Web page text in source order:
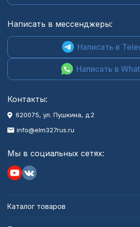
Написать в мессенджеры:
Написать в
Написать в
Контакты:
620075, ул. Пушкина, д.2
info@elm327rus.ru
Мы в социальных сетях:
Каталог товаров